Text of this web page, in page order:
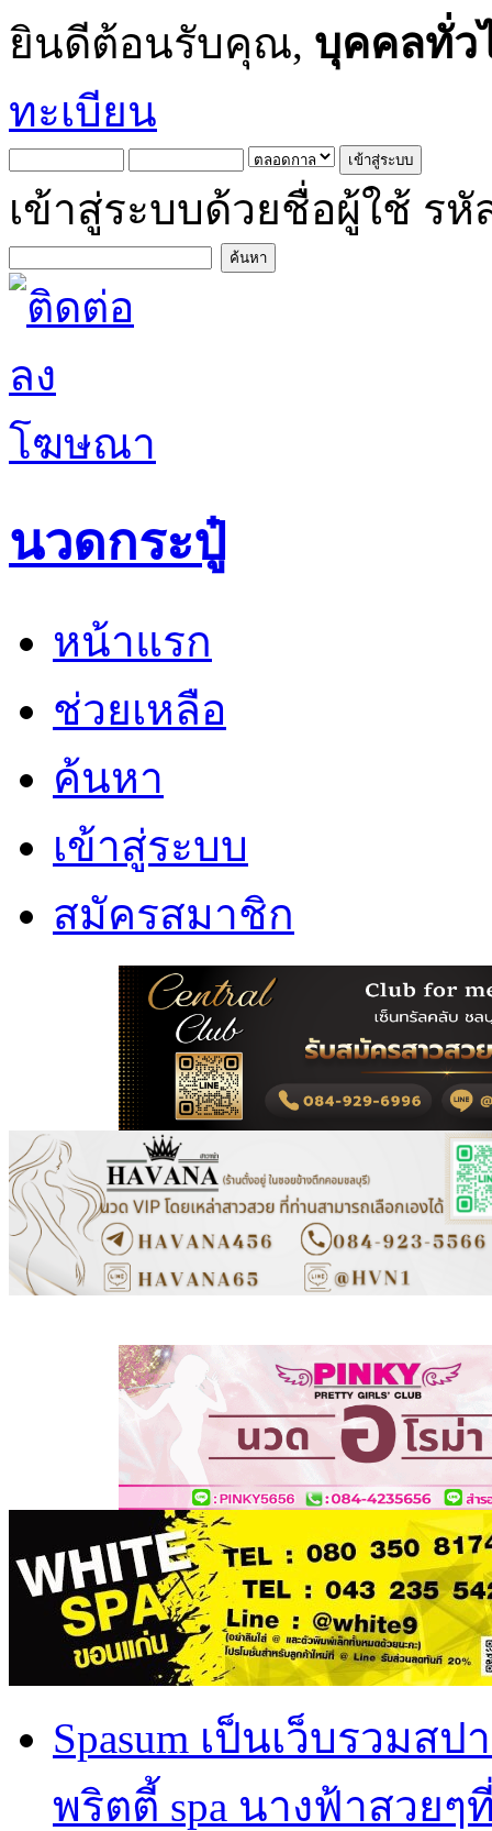
ยินดีต้อนรับคุณ, บุคคลทั่ว
ทะเบียน
เข้าสู่ระบบด้วยชื่อผู้ใช้ รหั
นวดกระปู๋
หน้าแรก
ช่วยเหลือ
ค้นหา
เข้าสู่ระบบ
สมัครสมาชิก
Spasum เป็นเว็บรวม
พริตตี้ spa นางฟ้าสวย